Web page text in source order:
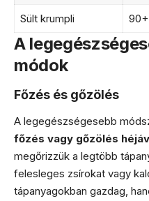
Sült krumpli 90+
A
módok
Főzés és gőzölés
A legegészségesebb
főzés vagy gőzölés
megőrizzük a legtöbb
felesleges zsírokat vagy
tápanyagokban gazdag,